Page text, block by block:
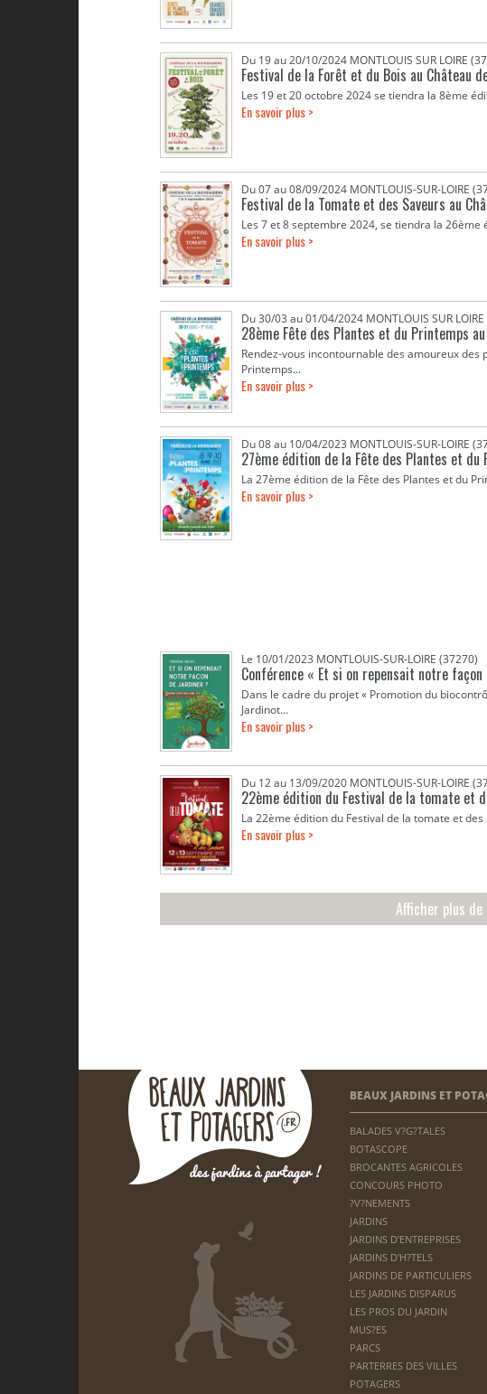
Du 19 au 20/10/2024 MONTLOUIS SUR LOIRE
Festival de la Forêt et du Bois au Château
Les 19 et 20 octobre 2024 se tiendra la 8ème
En savoir plus >
Du 07 au 08/09/2024 MONTLOUIS-SUR-LOIRE
Festival de la Tomate et des Saveurs au
Les 7 et 8 septembre 2024, se tiendra la
En savoir plus >
Du 30/03 au 01/04/2024 MONTLOUIS SUR
28ème Fête des Plantes et du Printemps
Rendez-vous incontournable des amoureux
Printemps...
En savoir plus >
Du 08 au 10/04/2023 MONTLOUIS-SUR-LOIRE
27ème édition de la Fête des Plantes et
La 27ème édition de la Fête des Plantes et du
En savoir plus >
Le 10/01/2023 MONTLOUIS-SUR-LOIRE (37270)
Conférence « Et si on repensait notre
Dans le cadre du projet « Promotion du
Jardinot...
En savoir plus >
Du 12 au 13/09/2020 MONTLOUIS-SUR-LOIRE
22ème édition du Festival de la tomate et
La 22ème édition du Festival de la tomate et
En savoir plus >
Afficher plus
BEAUX JARDINS ET
BALADES V?G?TALES
BOTASCOPE
BROCANTES AGRICOLES
CONCOURS PHOTO
?V?NEMENTS
JARDINS
JARDINS D'ENTREPRISES
JARDINS D'H?TELS
JARDINS DE PARTICULIERS
LES JARDINS DISPARUS
LES PROS DU JARDIN
MUS?ES
PARCS
PARTERRES DES VILLES
POTAGERS